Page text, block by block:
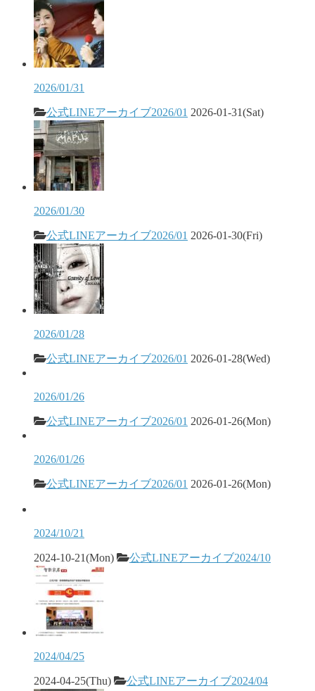
2026/01/31
公式LINEアーカイブ2026/01 2026-01-31(Sat)
2026/01/30
公式LINEアーカイブ2026/01 2026-01-30(Fri)
2026/01/28
公式LINEアーカイブ2026/01 2026-01-28(Wed)
2026/01/26
公式LINEアーカイブ2026/01 2026-01-26(Mon)
2026/01/26
公式LINEアーカイブ2026/01 2026-01-26(Mon)
2024/10/21
2024-10-21(Mon) 公式LINEアーカイブ2024/10
2024/04/25
2024-04-25(Thu) 公式LINEアーカイブ2024/04